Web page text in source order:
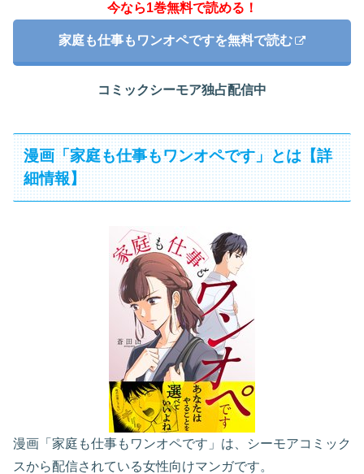
今なら1巻無料で読める！
家庭も仕事もワンオペですを無料で読む
コミックシーモア独占配信中
漫画「家庭も仕事もワンオペです」とは【詳
細情報】
漫画「家庭も仕事もワンオペです」は、シーモアコミック
スから配信されている女性向けマンガです。